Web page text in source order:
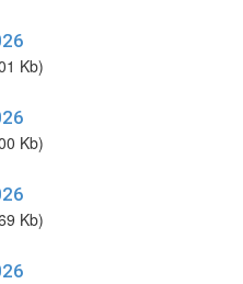
Kb)
Kb)
Kb)